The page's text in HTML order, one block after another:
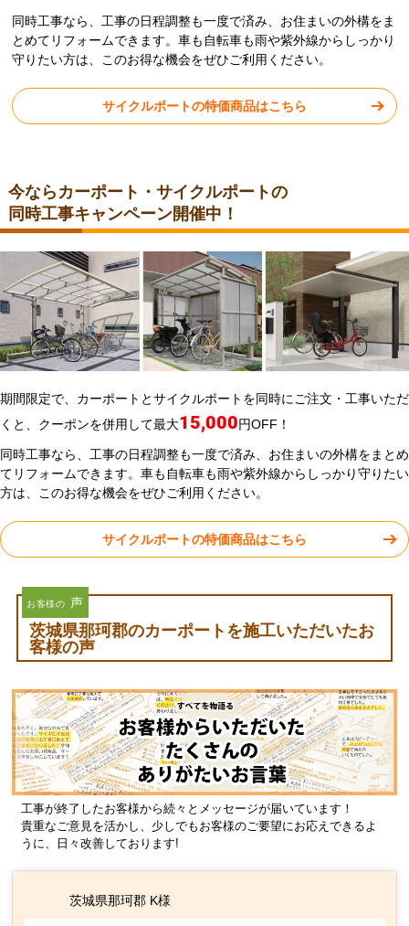
同時工事なら、工事の日程調整も一度で済み、お住まいの外構をま
とめてリフォームできます。車も自転車も雨や紫外線からしっかり
守りたい方は、このお得な機会をぜひご利用ください。
サイクルポートの特価商品はこちら
今ならカーポート・サイクルポートの
同時工事キャンペーン開催中！
期間限定で、カーポートとサイクルポートを同時にご注文・工事いただ
くと、クーポンを併用して最大15,000円OFF！
同時工事なら、工事の日程調整も一度で済み、お住まいの外構をまとめ
てリフォームできます。車も自転車も雨や紫外線からしっかり守りたい
方は、このお得な機会をぜひご利用ください。
サイクルポートの特価商品はこちら
お客様の 声
茨城県那珂郡のカーポートを施工いただいたお
客様の声
工事が終了したお客様から続々とメッセージが届いています！
貴重なご意見を活かし、少しでもお客様のご要望にお応えできるよ
うに、日々改善しております!
茨城県那珂郡 K様